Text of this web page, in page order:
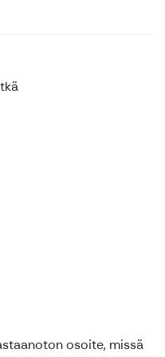
osoite, missä